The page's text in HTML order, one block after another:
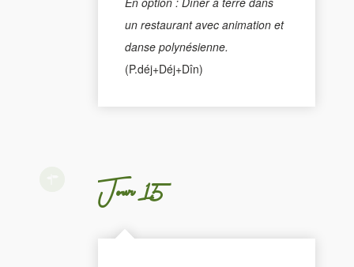
un restaurant avec animation et
danse polynésienne.
(P.déj+Déj+Dîn)
Jour 15